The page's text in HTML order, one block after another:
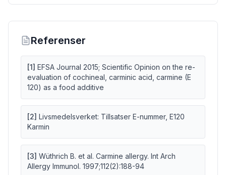
Referenser
[1] EFSA Journal 2015; Scientific Opinion on the re-
evaluation of cochineal, carminic acid, carmine (E
120) as a food additive
[2] Livsmedelsverket: Tillsatser E-nummer, E120
Karmin
[3] Wüthrich B. et al. Carmine allergy. Int Arch
Allergy Immunol. 1997;112(2):188-94